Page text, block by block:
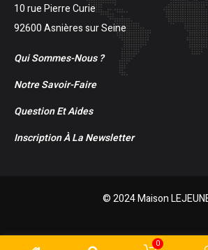
10 rue Pierre Curie
92600 Asnières sur Seine
Qui Sommes-Nous ?
Notre Savoir-Faire
Question Et Aides
Inscription À La Newsletter
© 2024 Maison
0